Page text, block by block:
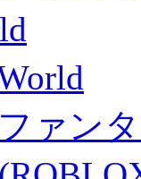
ァン